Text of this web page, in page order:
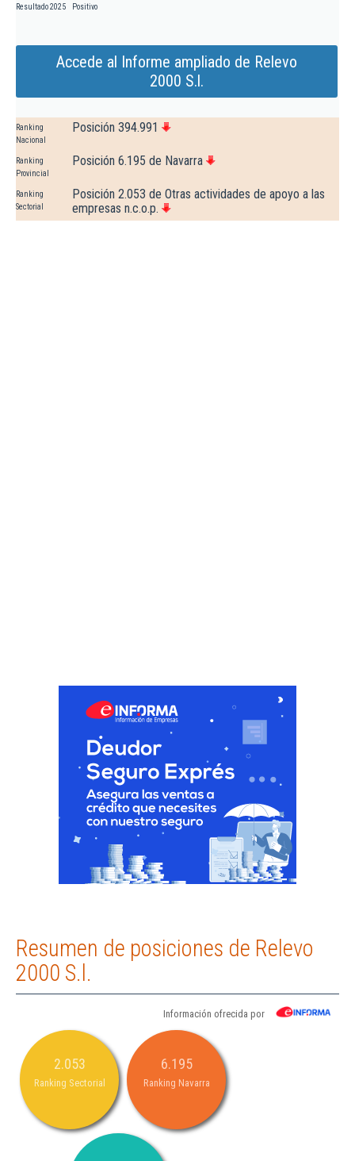
Resultado 2025 Positivo
Accede al Informe ampliado de Relevo
2000 S.l.
Ranking
Nacional
Posición 394.991
Ranking
Provincial
Posición 6.195 de Navarra
Ranking
Sectorial
Posición 2.053 de Otras actividades de apoyo a las
empresas n.c.o.p.
Resumen de posiciones de Relevo
2000 S.l.
Información ofrecida por
2.053
Ranking Sectorial
6.195
Ranking Navarra